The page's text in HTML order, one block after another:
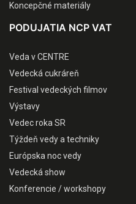
Koncepčné materiály
PODUJATIA NCP VAT
Veda v CENTRE
Vedecká cukráreň
Festival vedeckých filmov
Výstavy
Vedec roka SR
Týždeň vedy a techniky
Európska noc vedy
Vedecká show
Konferencie / workshopy